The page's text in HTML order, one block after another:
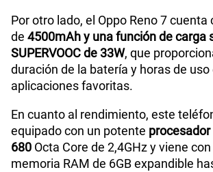
Capacidad Memoria
Interna
Capacidad Memoria
Por otro lado, el Oppo Reno 7 cuenta
de 4500mAh y una función de carga
SUPERVOOC de 33W, que
duración de la batería y horas de uso
aplicaciones favoritas.
En cuanto al rendimiento, este
equipado con un potente
680 Octa Core de 2,4GHz y viene
memoria RAM de 6GB expandible